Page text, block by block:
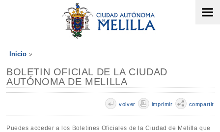
Inicio
BOLETIN OFICIAL DE LA CIUDAD
AUTÓNOMA DE MELILLA
volver imprimir compartir
Puedes acceder a los Boletines Oficiales de la Ciudad de Melilla que